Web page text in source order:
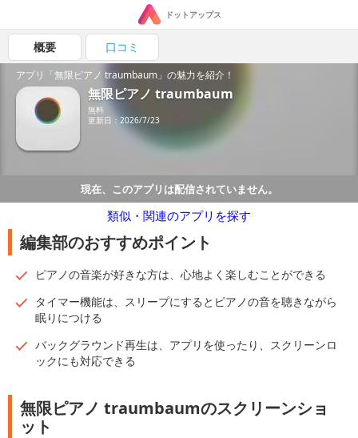
ドットアップス
概要 口コミ
アプリ「無限ピアノ traumbaum」の魅力を紹介！
無限ピアノ traumbaum
無料
更新日：2026/7/23
現在、このアプリは配信されていません。
類似・関連のアプリを探す
編集部のおすすめポイント
ピアノの音楽が好きな方は、心地よく楽しむことができる
タイマー機能は、スリープにするとピアノの音を聴きながら
眠りにつける
バックグラウンド再生は、アプリを使ったり、スクリーンロ
ックにも対応できる
無限ピアノ traumbaumのスクリーンショ
ット